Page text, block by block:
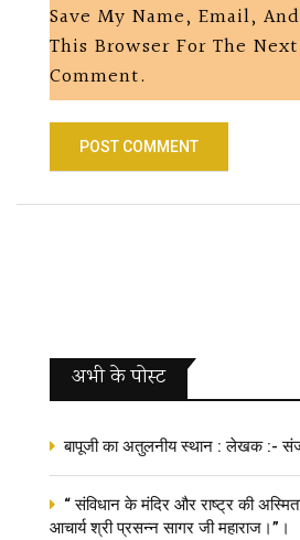
Save My Name, Email,
This Browser For The
Comment.
अभी के पोस्‍ट
बापूजी का अतुलनीय स्थान : लेखक :-
“ संविधान के मंदिर और राष्ट्र की
आचार्य श्री प्रसन्न सागर जी महाराज।”।